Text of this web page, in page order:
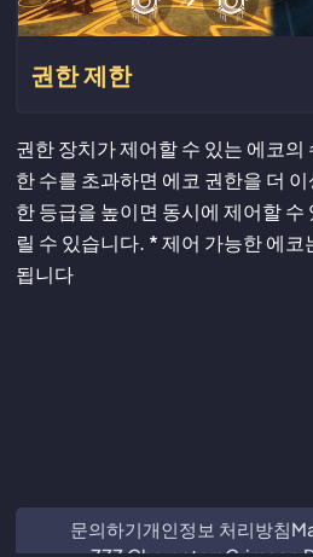
권한 제한
권한 장치가 제어할 수 있는 에코의
한 수를 초과하면 에코 권한을 더
한 등급을 높이면 동시에 제어할 수
릴 수 있습니다. * 제어 가능한 에
됩니다
문의하기개인정보 처리방침